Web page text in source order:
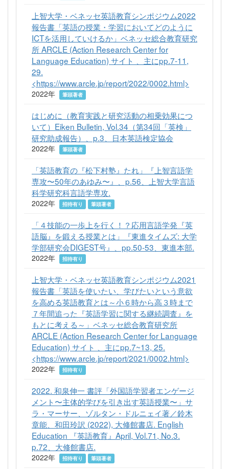
上智大学・ベネッセ英語教育シンポジウム2022
報告書「英語の授業・学習においてどのように
ICTを活用していけるか」ベネッセ総合教育研究
所 ARCLE (Action Research Center for
Language Education) サイト 、主にpp.7-11,
29.
<https://www.arcle.jp/report/2022/0002.html>
2022年 筆頭著者
はじめに（教育実践と研究活動の相乗効果につ
いて）Eiken Bulletin, Vol.34（第34回「英検」
研究助成報告）、p.3、日本英語検定協会
2022年 筆頭著者
「英語教育の『松下村塾』たれ」『上智言語学
専攻〜50年のあゆみ〜』、p.56、上智大学言語
科学研究科言語学専攻.
2022年 招待有り 筆頭著者
「４技能の一歩上を行く！？応用言語学発『英
語脳』を鍛える授業とは」『東進タイムズ: 大学
学部研究会DIGEST号』、pp.50-53、東進本部.
2022年 招待有り
上智大学・ベネッセ英語教育シンポジウム2021
報告書「英語を使いたい、学びたいという意欲
を高める英語教育とは～小６時から高３時まで
７年間追った『英語学習に関する継続調査』を
もとに考える～」ベネッセ総合教育研究所
ARCLE (Action Research Center for Language
Education) サイト 、主にpp.7~13, 25.
<https://www.arcle.jp/report/2021/0002.html>
2022年 招待有り
2022. 和泉伸一 書評「外国語学習者エンゲージ
メント〜主体的学びを引き出す英語授業〜」サ
ラ・マーサー、ゾルタン・ドルニェイ著／鈴木
章能、和田玲訳 (2022), 大修館書店. English
Education 『英語教育』April, Vol.71, No.3.
p.72、大修館書店.
2022年 招待有り 筆頭著者